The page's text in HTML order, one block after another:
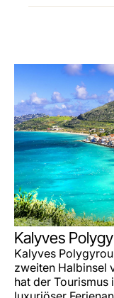
Kalyves
Kalyves
zweiten Halbinsel
hat der Tourismus